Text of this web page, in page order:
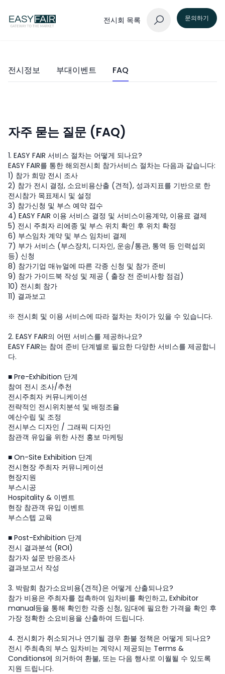
전시회 목록 문의하기
전시정보 부대이벤트 FAQ
자주 묻는 질문 (FAQ)
1. EASY FAIR 서비스 절차는 어떻게 되나요?
EASY FAIR를 통한 해외전시회 참가서비스 절차는 다음과 같습니다:
1) 참가 희망 전시 조사
2) 참가 전시 결정, 소요비용산출 (견적), 성과지표를 기반으로 한
전시참가 목표제시 및 설정
3) 참가신청 및 부스 예약 접수
4) EASY FAIR 이용 서비스 결정 및 서비스이용계약, 이용료 결제
5) 전시 주최자 리에종 및 부스 위치 확인 후 위치 확정
6) 부스임차 계약 및 부스 임차비 결제
7) 부가 서비스 (부스장치, 디자인, 운송/통관, 통역 등 인력섭외
등) 신청
8) 참가기업 매뉴얼에 따른 각종 신청 및 참가 준비
9) 참가 가이드북 작성 및 제공 ( 출장 전 준비사항 점검)
10) 전시회 참가
11) 결과보고
※ 전시회 및 이용 서비스에 따라 절차는 차이가 있을 수 있습니다.
2. EASY FAIR의 어떤 서비스를 제공하나요?
EASY FAIR는 참여 준비 단계별로 필요한 다양한 서비스를 제공합니
다.
■ Pre-Exhibition 단계
참여 전시 조사/추천
전시주최자 커뮤니케이션
전략적인 전시위치분석 및 배정조율
예산수립 및 조정
전시부스 디자인 / 그래픽 디자인
참관객 유입을 위한 사전 홍보 마케팅
■ On-Site Exhibition 단계
전시현장 주최자 커뮤니케이션
현장지원
부스시공
Hospitality & 이벤트
현장 참관객 유입 이벤트
부스스텝 교육
■ Post-Exhibition 단계
전시 결과분석 (ROI)
참가자 설문 반응조사
결과보고서 작성
3. 박람회 참가소요비용(견적)은 어떻게 산출되나요?
참가 비용은 주최자를 접촉하여 임차비를 확인하고, Exhibitor
manual등을 통해 확인한 각종 신청, 임대에 필요한 가격을 확인 후
가장 정확한 소요비용을 산출하여 드립니다.
4. 전시회가 취소되거나 연기될 경우 환불 정책은 어떻게 되나요?
전시 주최측의 부스 임차비는 계약시 제공되는 Terms &
Conditions에 의거하여 환불, 또는 다음 행사로 이월될 수 있도록
지원 드립니다.